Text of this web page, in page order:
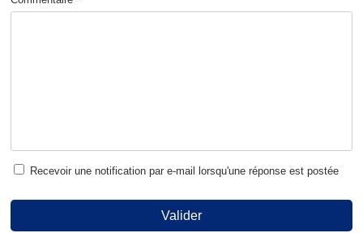
Recevoir une notification par e-mail lorsqu'une réponse est postée
Valider